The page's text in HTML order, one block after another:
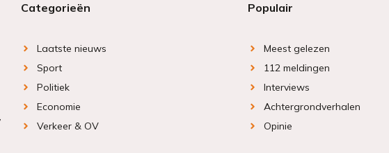
Categorieën
Laatste nieuws
Sport
Politiek
Economie
Verkeer & OV
Populair
Meest gelezen
112 meldingen
Interviews
Achtergrondverhalen
Opinie